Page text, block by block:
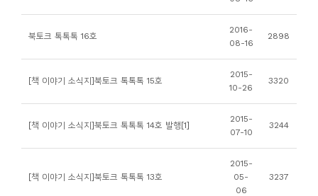
북토크 톡톡톡 16호
2016-
08-16
2898
[책 이야기 소식지]북토크 톡톡톡 15호
2015-
10-26
3320
[책 이야기 소식지]북토크 톡톡톡 14호 발행[1]
2015-
07-10
3244
[책 이야기 소식지]북토크 톡톡톡 13호
2015-
05-
06
3237
첩
자